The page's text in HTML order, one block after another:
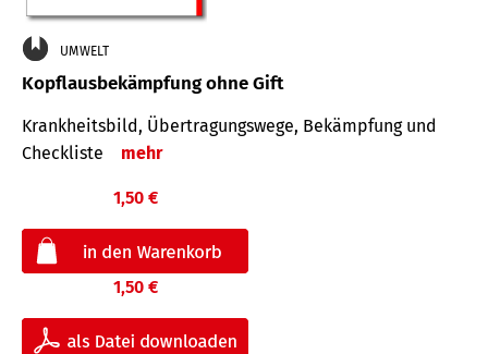
UMWELT
Kopflausbekämpfung ohne Gift
Krankheits­bild, Übertra­gungs­wege, Bekämpfung und
Check­liste
mehr
1,50 €
1,50 €